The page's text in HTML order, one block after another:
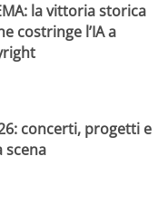
la vittoria storica
costringe l’IA a
concerti, progetti e
scena